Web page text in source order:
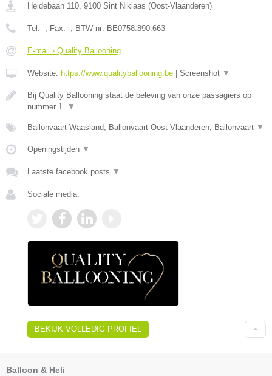
Heidebaan 110 9100 Sint Niklaas (Oost-Vlaanderen)
Tel: - , Fax: - , BTW-nr: BE0758.890.663
E-mail › Quality Ballooning
Website: https://www.qualityballooning.be Screenshot ▼
Bij Quality Ballooning staat de beleving van onze passagiers op
nummer 1.
▼
Ballonvaart Waasland, Ballonvaart Oost-Vlaanderen, Ballonvaart ▼
Openingstijden ▼
Laatste facebook posts ▼
Sociale media:
BEKIJK VOLLEDIG PROFIEL
Balloon & Heli